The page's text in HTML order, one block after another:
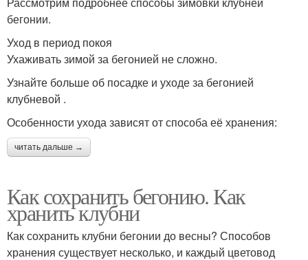
бегонии.
Уход в период покоя
Ухаживать зимой за бегонией не сложно.
Узнайте больше об посадке и уходе за бегонией
клубневой .
Особенности ухода зависят от способа её хранения:
читать дальше →
Как сохранить бегонию. Как
хранить клубни
Как сохранить клубни бегонии до весны? Способов
хранения существует несколько, и каждый цветовод